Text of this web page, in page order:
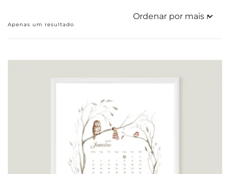
Apenas um resultado